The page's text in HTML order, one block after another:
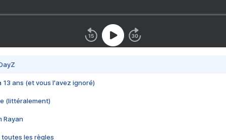
13 ans (et vous l'avez ignoré)
(littéralement)
Rayan
toutes les règles